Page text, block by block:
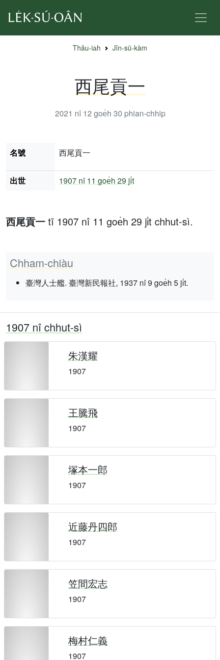
Thâu-ia̍h Jîn-sū-kàm
西尾貢一
2021 nî 12 goe̍h 30 phian-chhip
西尾貢一 tī 1907 nî 11 goe̍h 29 ji̍t chhut-sì.
Chham-chiàu
臺灣人士艦. 臺灣新民報社, 1937 nî 9 goe̍h 5 ji̍t.
名號 西尾貢一
出世 1907 nî 11 goe̍h 29 ji̍t
1907 nî chhut-sì
朱漢耀
1907
王騰飛
1907
塚本一郎
1907
近藤丹四郎
1907
笠間宏志
1907
梅村仁義
1907